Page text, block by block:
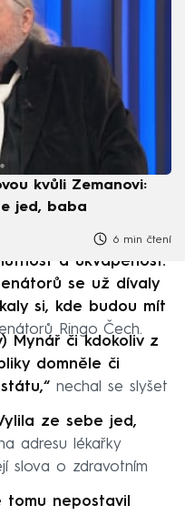
kvůli Zemanovi:
jed, baba
6 min čtení
a ukvapenost.
se už dívaly
si, kde budou mít
Ringo Čech.
Mynář či kdokoliv z
domněle či
nechal se slyšet
ze sebe jed,
adresu lékařky
slova o zdravotním
tomu nepostavil